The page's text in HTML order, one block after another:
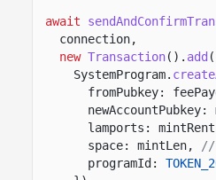
await
connection,
new Transaction(). add (
SystemProgram.
fromPubkey:
lamports:
space: mintLen,
//
programId: